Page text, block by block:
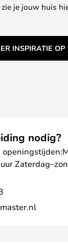
je jouw huis
INSPIRATIE OP
nodig?